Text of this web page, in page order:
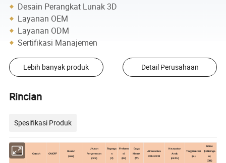
Desain Perangkat Lunak 3D
Layanan OEM
Layanan ODM
Sertifikasi Manajemen
Lebih banyak produk Detail Perusahaan
Rincian
Spesifikasi Produk
Produk Contoh ON/OFF
Ukuran
(mm)
Ukuran
Pengemasan
(mm)
Teganga
n
(V)
Frekuen
si
(Hz)
Daya
Masuk
(W)
Aliran udara
CMH-CFM
Kecepatan
Anda
(m/dtk)
Tinggi instasi
(m)
Noise
(kebisinga
n)
(DB)